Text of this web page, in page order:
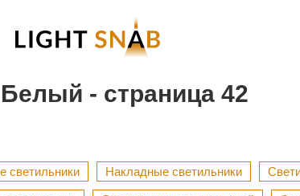
- страница 42
светильники Накладные светильники